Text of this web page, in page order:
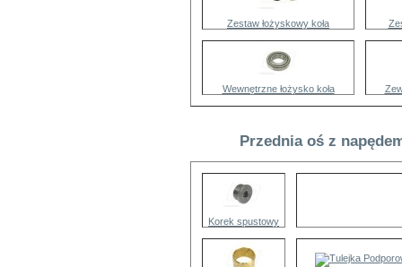
Zestaw łożyskowy koła
Wewnętrzne łożysko koła
Przednia oś z
Korek spustowy